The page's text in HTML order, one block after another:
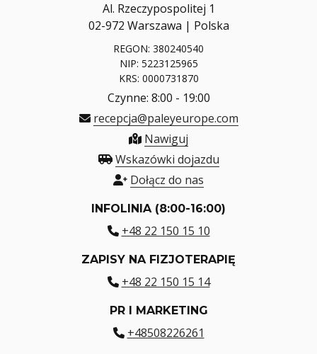
Al. Rzeczypospolitej 1
02-972 Warszawa | Polska
REGON: 380240540
NIP: 5223125965
KRS: 0000731870
Czynne: 8:00 - 19:00
recepcja@paleyeurope.com
Nawiguj
Wskazówki dojazdu
Dołącz do nas
INFOLINIA (8:00-16:00)
+48 22 150 15 10
ZAPISY NA FIZJOTERAPIĘ
+48 22 150 15 14
PR I MARKETING
+48508226261